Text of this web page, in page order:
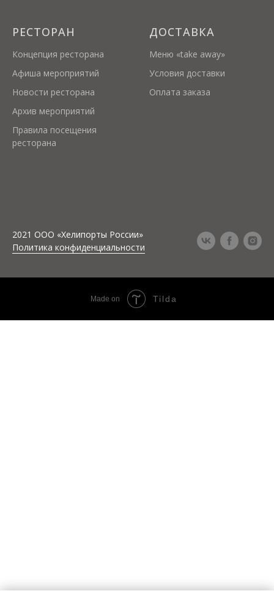
РЕСТОРАН
Концепция ресторана
Афиша мероприятий
Новости ресторана
Архив мероприятий
Правила посещения
ресторана
ДОСТАВКА
Меню «take away»
Условия доставки
Оплата заказа
2021 ООО «Хелипорты России»
Политика конфиденциальности
Made on Tilda